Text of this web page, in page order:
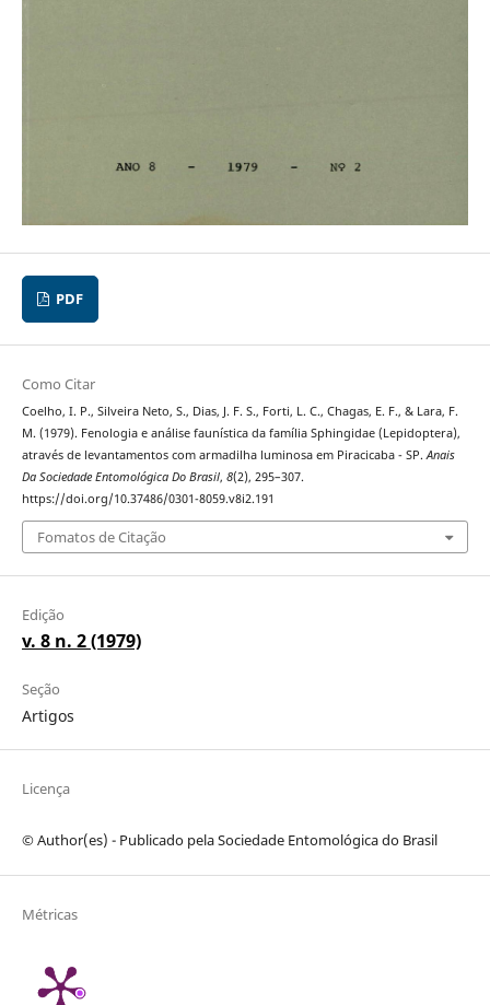
PDF
Como Citar
Coelho, I. P., Silveira Neto, S., Dias, J. F. S., Forti, L. C., Chagas, E. F., & Lara, F.
M. (1979). Fenologia e análise faunística da família Sphingidae (Lepidoptera),
através de levantamentos com armadilha luminosa em Piracicaba - SP.Anais
Da Sociedade Entomológica Do Brasil, 8(2), 295–307.
https://doi.org/10.37486/0301-8059.v8i2.191
Fomatos de Citação
Edição
v. 8 n. 2 (1979)
Seção
Artigos
Licença
© Author(es) - Publicado pela Sociedade Entomológica do Brasil
Métricas